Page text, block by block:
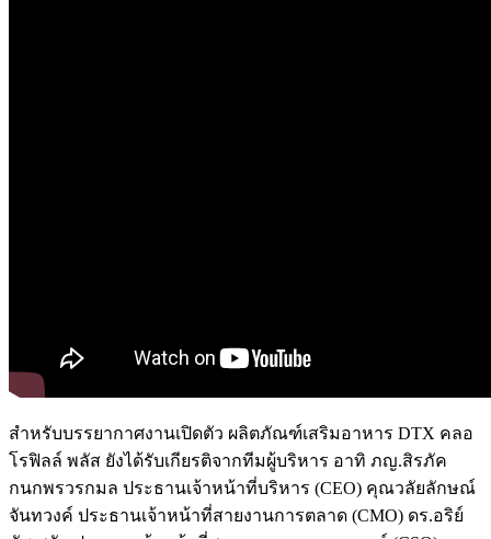
สำหรับบรรยากาศงานเปิดตัว ผลิตภัณฑ์เสริมอาหาร DTX คลอ
โรฟิลล์ พลัส ยังได้รับเกียรติจากทีมผู้บริหาร อาทิ ภญ.สิรภัค
กนกพรวรกมล ประธานเจ้าหน้าที่บริหาร (CEO) คุณวลัยลักษณ์
จันทวงค์ ประธานเจ้าหน้าที่สายงานการตลาด (CMO) ดร.อริย์